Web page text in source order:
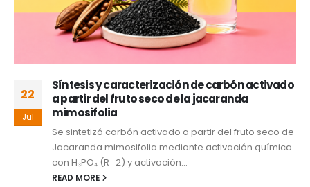
22
Jul
Síntesis y caracterización de carbón activado
a partir del fruto seco de la jacaranda
mimosifolia
Se sintetizó carbón activado a partir del fruto seco de
Jacaranda mimosifolia mediante activación química
con H₃PO₄ (R=2) y activación...
READ MORE